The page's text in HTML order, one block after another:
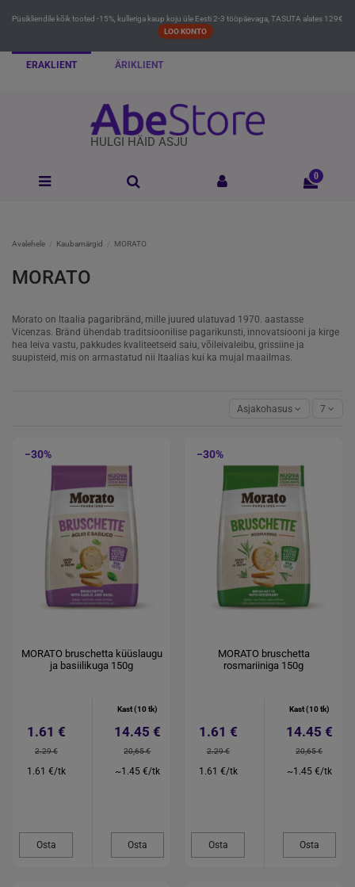
Püsikliendile kõik tooted -15%, kulleriga kaup koju üle Eesti 2-3 tööpäevaga, TASUTA alates 129€
LOO KONTO
ERAKLIENT ÄRIKLIENT
HULGI HÄID ASJU
0
Avalehele Kaubamärgid MORATO
MORATO
Morato on Itaalia pagaribränd, mille juured ulatuvad 1970. aastasse
Vicenzas. Bränd ühendab traditsioonilise pagarikunsti, innovatsiooni ja kirge
hea leiva vastu, pakkudes kvaliteetseid saiu, võileivaleibu, grissiine ja
suupisteid, mis on armastatud nii Itaalias kui ka mujal maailmas.
Asjakohasus 7
−30%
MORATO bruschetta küüslaugu
ja basiilikuga 150g
1.61 €
2.29 €
1.61 €/tk
Osta
Kast (10 tk)
14.45 €
20,65 €
~1.45 €/tk
Osta
−30%
MORATO bruschetta
rosmariiniga 150g
1.61 €
2.29 €
1.61 €/tk
Osta
Kast (10 tk)
14.45 €
20,65 €
~1.45 €/tk
Osta